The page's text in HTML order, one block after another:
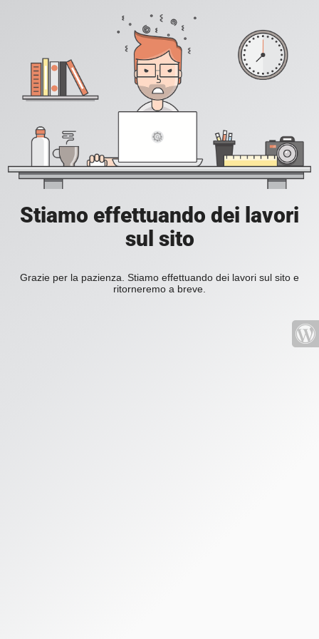
Stiamo effettuando dei lavori
sul sito
Grazie per la pazienza. Stiamo effettuando dei lavori sul sito e
ritorneremo a breve.